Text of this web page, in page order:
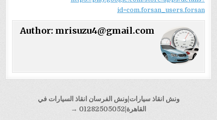
id=com.forsan_users.forsan
Author: mrisuzu4@gmail.com
ونش انقاذ سيارات|ونش الفرسان انقاذ السيارات في
القاهرة|01282505052 →